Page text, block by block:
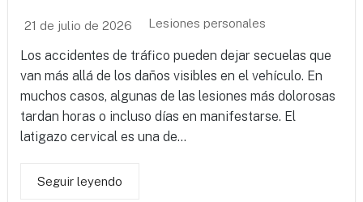
21 de julio de 2026 Lesiones personales
Los accidentes de tráfico pueden dejar secuelas que
van más allá de los daños visibles en el vehículo. En
muchos casos, algunas de las lesiones más dolorosas
tardan horas o incluso días en manifestarse. El
latigazo cervical es una de...
Seguir leyendo